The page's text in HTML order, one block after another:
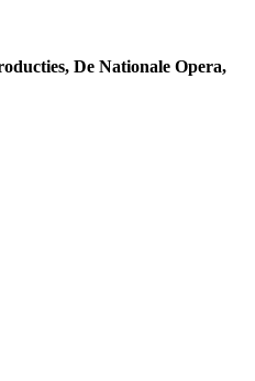
De Nationale Opera,